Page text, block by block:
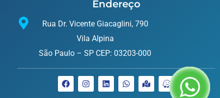
Endereço
Rua Dr. Vicente Giacaglini, 790
Vila Alpina
São Paulo – SP CEP: 03203-000